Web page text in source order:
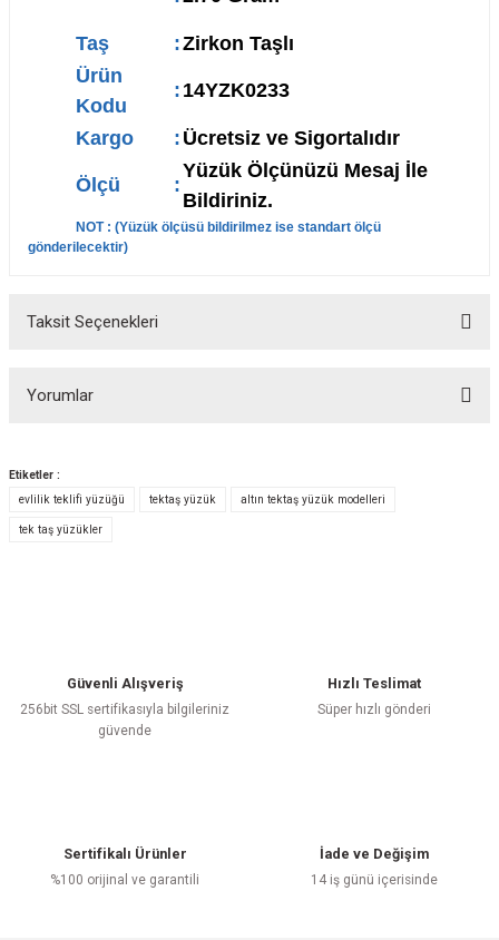
Taş :Zirkon Taşlı
Ürün
Kodu
: 14YZK0233
Kargo : Ücretsiz ve Sigortalıdır
Ölçü :
Yüzük Ölçünüzü Mesaj İle
Bildiriniz.
NOT : (Yüzük ölçüsü bildirilmez ise standart ölçü
gönderilecektir)
Taksit Seçenekleri
Yorumlar
Bu ürüne ilk yorumu siz yapın!
Etiketler :
evlilik teklifi yüzüğü
tektaş yüzük altın tektaş yüzük modelleri
tek taş yüzükler
Güvenli Alışveriş
256bit SSL sertifikasıyla bilgileriniz
güvende
Hızlı Teslimat
Süper hızlı gönderi
Sertifikalı Ürünler
%100 orijinal ve garantili
İade ve Değişim
14 iş günü içerisinde